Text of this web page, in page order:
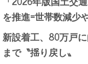
を推進=世帯数減少
新設着工、80万戸
まで〝揺り戻し〟